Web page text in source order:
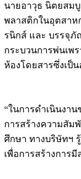
นายอาวุธ นิตยสม
พลาสติกในอุตสาห
รนิกส์ และ บรรจุภั
กระบวนการพ่นเพ
ห้องโดยสารซึ่งเป็
“ในการดำเนินงา
การสร้างความสัม
ศึกษา ทางบริษัทฯ
เพื่อการสร้างการ